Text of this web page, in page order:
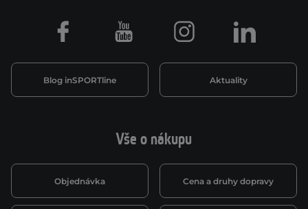
Vše o nákupu
Objednávka Cena a druhy dopravy
Blog inSPORTline Aktuality
Facebook Youtube Instagram LinkedIn